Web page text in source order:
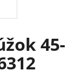
45-